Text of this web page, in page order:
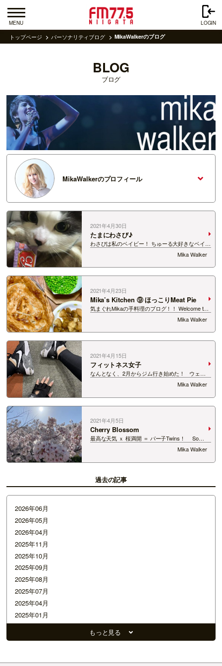
MENU LOGIN
トップページ パーソナリティブログ MikaWalkerのブログ
BLOG
ブログ
MikaWalkerのプロフィール
2021年4月30日
たまにわさび♪
わさびは私のベイビー！ ちゅーる大好きなベイビ
ー！ 可愛く猫の写真を撮るコツって？ ちゅ～
るあげて、あかちゃん抱っこする！ ほら可愛
い！ …
Mika Walker
2021年4月23日
Mika’s Kitchen ⑨ ほっこりMeat Pie
気まぐれMikaの手料理のブログ！！ Welcome to
Mika’s Kitchen！ 何かの時にアイデアになれたら
いいなぁ！ ほっこりMeat Pie おいしいパイを作る
にはおいしいシチューを作らないと！！ 今回は…
Mika Walker
2021年4月15日
フィットネス女子
なんとなく、2月からジム行き始めた！ ウェア
は全部NIKEでそろいました。 テンション上が
る！！ あっという間に2か月たちましたね！ 週
一だから、このままつづけそうだけど、 あま…
Mika Walker
2021年4月5日
Cherry Blossom
最高な天気 ｘ 桜満開 ＝ パー子Twins！ So
beautiful! じゃじゃん！The Shinning～ Come play
Mika Walker
過去の記事
2026年06月
2026年05月
2026年04月
2025年11月
2025年10月
2025年09月
2025年08月
2025年07月
2025年04月
2025年01月
2024年12月
2024年08月
もっと見る